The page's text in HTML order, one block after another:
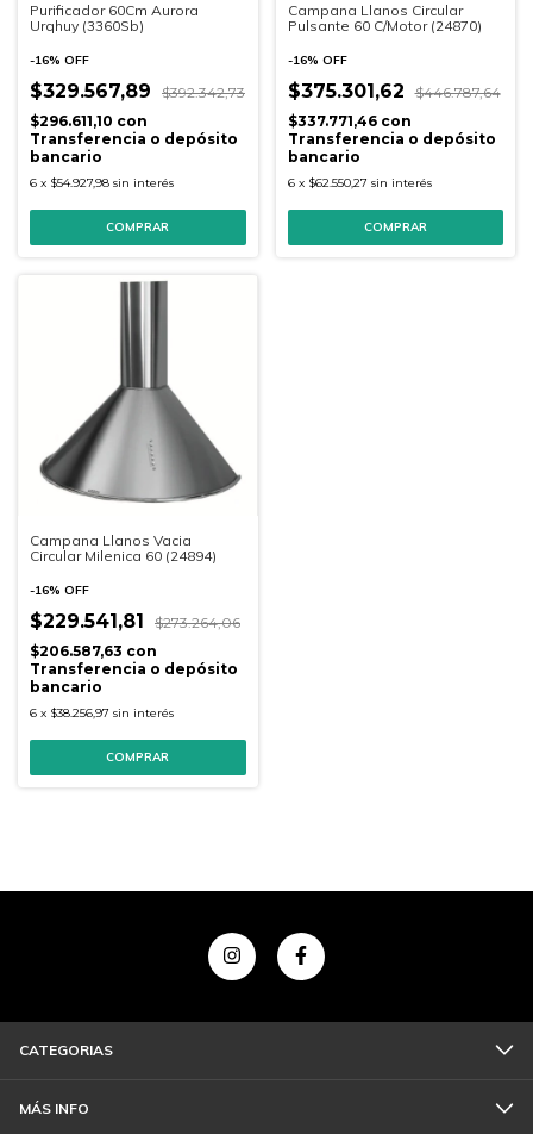
Purificador 60Cm Aurora
Urqhuy (3360Sb)
-16% OFF
$329.567,89
$392.342,73
$296.611,10 con
Transferencia o depósito
bancario
6 x $54.927,98 sin interés
Campana Llanos Circular
Pulsante 60 C/Motor (24870)
-16% OFF
$375.301,62
$446.787,64
$337.771,46 con
Transferencia o depósito
bancario
6 x $62.550,27 sin interés
Campana Llanos Vacia
Circular Milenica 60 (24894)
-16% OFF
$229.541,81
$273.264,06
$206.587,63 con
Transferencia o depósito
bancario
6 x $38.256,97 sin interés
CATEGORIAS
MÁS INFO